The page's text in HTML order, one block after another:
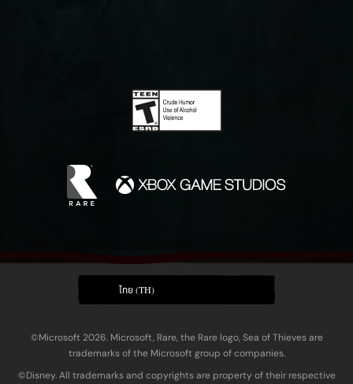
ไทย (TH)
©Microsoft 2026. Microsoft, Rare, the Rare logo, Sea of Thieves are
trademarks of the Microsoft group of companies.
©Disney. All trademarks and copyrights are property of their respective